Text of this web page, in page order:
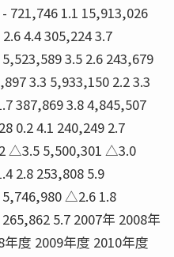
721,746 1.1 15,913,026
4.4 305,224 3.7
3.5 2.6 243,679
3.3 5,933,150 2.2 3.3
387,869 3.8 4,845,507
0.2 4.1 240,249 2.7
△3.5 5,500,301 △3.0
2.8 253,808 5.9
5,746,980 △2.6 1.8
5.7 2007年 2008年
度 2009年度 2010年度